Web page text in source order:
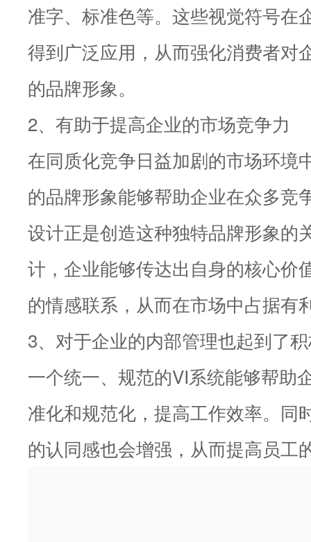
准字、标准色等。这些视觉符号在
得到广泛应用，从而强化消费者对
的品牌形象。
2、有助于提高企业的市场竞争力
在同质化竞争日益加剧的市场环境
的品牌形象能够帮助企业在众多竞
设计正是创造这种独特品牌形象的
计，企业能够传达出自身的核心价
的情感联系，从而在市场中占据有
3、对于企业的内部管理也起到了
一个统一、规范的VI系统能够帮助
准化和规范化，提高工作效率。同
的认同感也会增强，从而提高员工